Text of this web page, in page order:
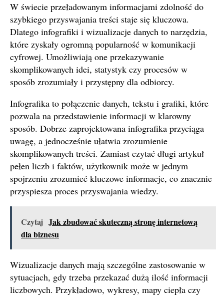
W świecie przeładowanym informacjami zdolność do
szybkiego przyswajania treści staje się kluczowa.
Dlatego infografiki i wizualizacje danych to narzędzia,
które zyskały ogromną popularność w komunikacji
cyfrowej. Umożliwiają one przekazywanie
skomplikowanych idei, statystyk czy procesów w
sposób zrozumiały i przystępny dla odbiorcy.
Infografika to połączenie danych, tekstu i grafiki, które
pozwala na przedstawienie informacji w klarowny
sposób. Dobrze zaprojektowana infografika przyciąga
uwagę, a jednocześnie ułatwia zrozumienie
skomplikowanych treści. Zamiast czytać długi artykuł
pełen liczb i faktów, użytkownik może w jednym
spojrzeniu zrozumieć kluczowe informacje, co znacznie
przyspiesza proces przyswajania wiedzy.
Czytaj Jak zbudować skuteczną stronę internetową
dla biznesu
Wizualizacje danych mają szczególne zastosowanie w
sytuacjach, gdy trzeba przekazać dużą ilość informacji
liczbowych. Przykładowo, wykresy, mapy ciepła czy